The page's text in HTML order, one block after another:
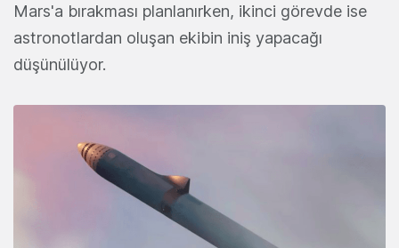
Mars'a bırakması planlanırken, ikinci görevde ise
astronotlardan oluşan ekibin iniş yapacağı
düşünülüyor.